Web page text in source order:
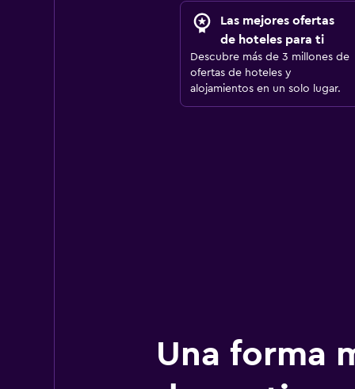
Las mejores ofertas
de hoteles para ti
Descubre más de 3 millones de
ofertas de hoteles y
alojamientos en un solo lugar.
Una forma